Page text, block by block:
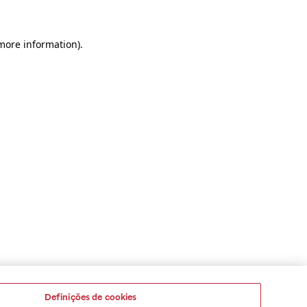
information).
Definições de cookies